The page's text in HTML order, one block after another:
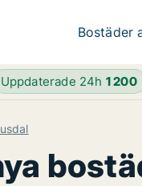
Bostäder
Uppdaterade 24h 1 200